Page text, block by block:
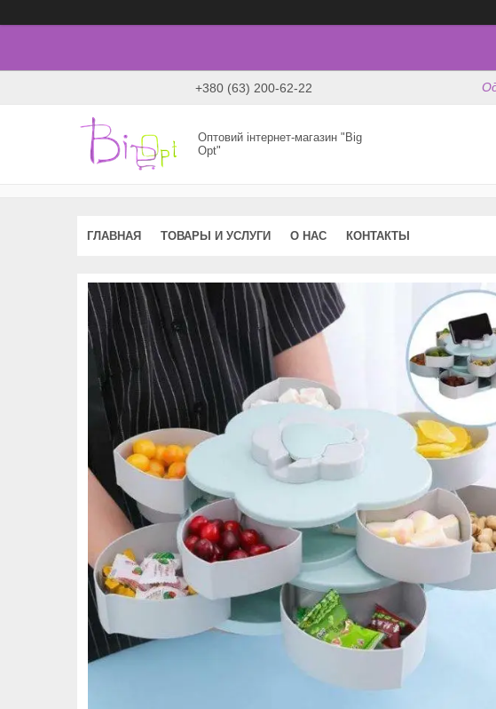
+380 (63) 200-62-22
Оптовий інтернет-магазин "Big
Opt"
ГЛАВНАЯ ТОВАРЫ И УСЛУГИ О НАС КОНТАКТЫ